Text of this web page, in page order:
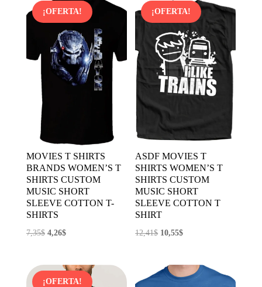
8,43$.5,14$.
¡OFERTA!
MOVIES T SHIRTS
BRANDS WOMEN’S T
SHIRTS CUSTOM
MUSIC SHORT
SLEEVE COTTON T-
SHIRTS
7,35$ El
era:
4,26$El
es:
¡OFERTA!
ASDF MOVIES T
SHIRTS WOMEN’S T
SHIRTS CUSTOM
MUSIC SHORT
SLEEVE COTTON T
SHIRT
12,41$ El
era:
10,55$El
es:
¡OFERTA!